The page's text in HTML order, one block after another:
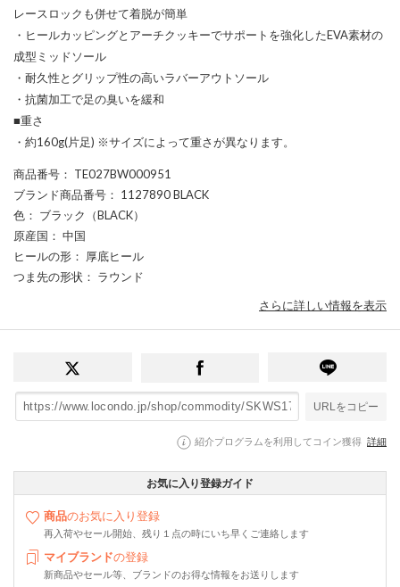
レースロックも併せて着脱が簡単
・ヒールカッピングとアーチクッキーでサポートを強化したEVA素材の
成型ミッドソール
・耐久性とグリップ性の高いラバーアウトソール
・抗菌加工で足の臭いを緩和
■重さ
・約160g(片足) ※サイズによって重さが異なります。
商品番号 ： TE027BW000951
ブランド商品番号 ： 1127890 BLACK
色 ： ブラック（BLACK）
原産国 ： 中国
ヒールの形 ： 厚底ヒール
つま先の形状 ： ラウンド
さらに詳しい情報を表示
URLをコピー
紹介プログラムを利用してコイン獲得 詳細
お気に入り登録ガイド
商品のお気に入り登録
再入荷やセール開始、残り１点の時にいち早くご連絡します
マイブランドの登録
新商品やセール等、ブランドのお得な情報をお送りします